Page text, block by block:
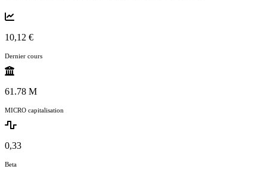
10,12 €
Dernier cours
61.78 M
MICRO capitalisation
0,33
Beta